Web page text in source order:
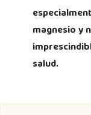
magnesio y
salud.